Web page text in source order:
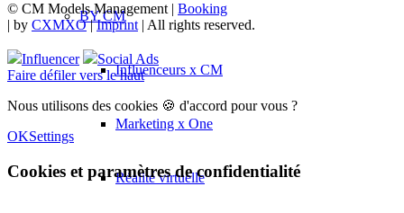
BY CM
Influenceurs x CM
Marketing x One
Réalité virtuelle
© CM Models Management | Booking
| by CXMXO|Imprint | All rights reserved.
Influencer
Social Ads
Faire défiler vers le haut
Nous utilisons des cookies 🍪 d'accord pour vous ?
OKSettings
Cookies et paramètres de confidentialité